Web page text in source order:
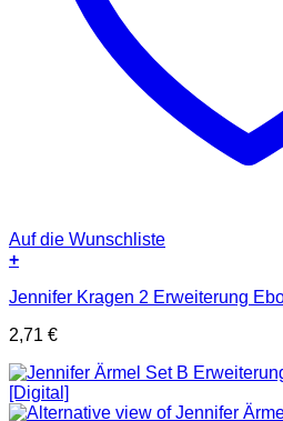
Auf die Wunschliste
+
Jennifer Kragen 2 Erweiterung
2,71 €